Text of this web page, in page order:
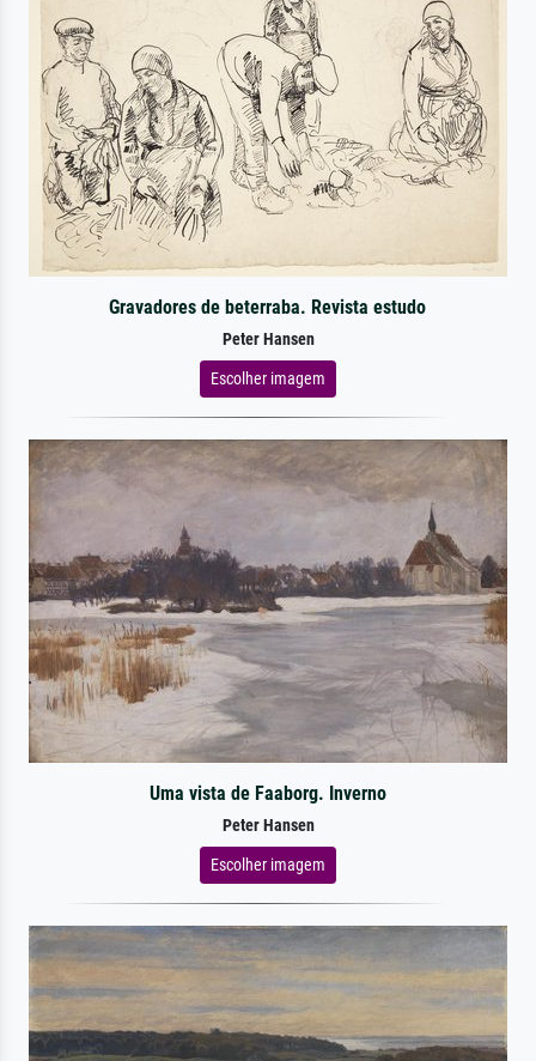
Gravadores de beterraba. Revista estudo
Peter Hansen
Escolher imagem
Uma vista de Faaborg. Inverno
Peter Hansen
Escolher imagem